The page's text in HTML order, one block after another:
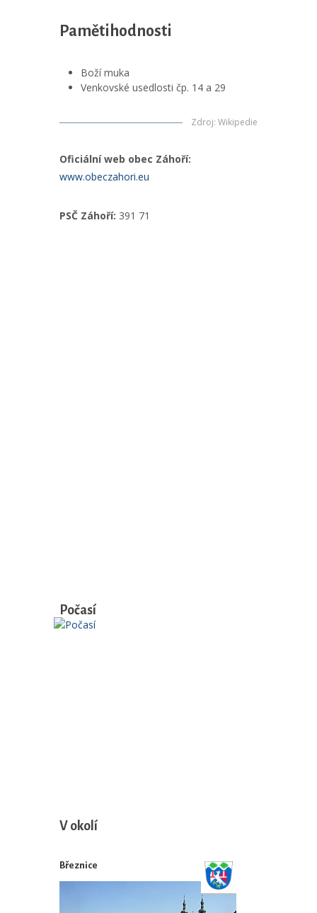
Pamětihodnosti
Boží muka
Venkovské usedlosti čp. 14 a 29
Zdroj: Wikipedie
Oficiální web obec Záhoří:
www.obeczahori.eu
PSČ Záhoří: 391 71
Počasí
V okolí
Březnice